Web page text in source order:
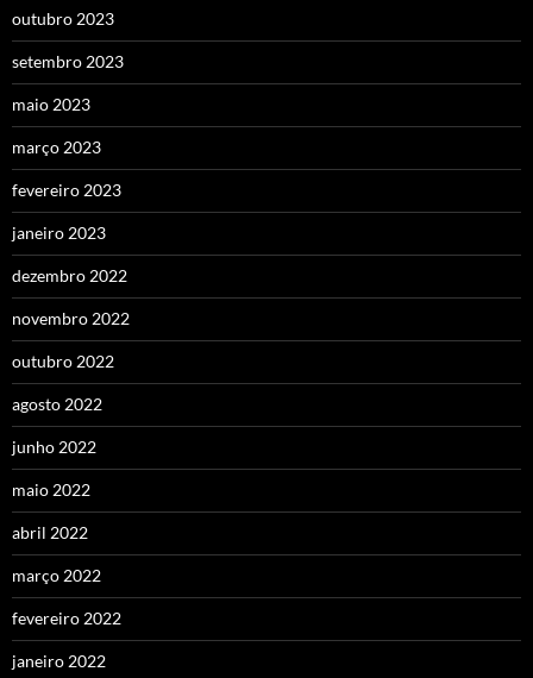
outubro 2023
setembro 2023
maio 2023
março 2023
fevereiro 2023
janeiro 2023
dezembro 2022
novembro 2022
outubro 2022
agosto 2022
junho 2022
maio 2022
abril 2022
março 2022
fevereiro 2022
janeiro 2022